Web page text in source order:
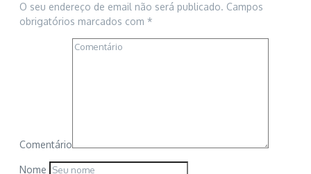
O seu endereço de email não será publicado. Campos
obrigatórios marcados com *
Comentário
Nome